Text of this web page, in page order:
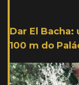
Dar El
100 m do